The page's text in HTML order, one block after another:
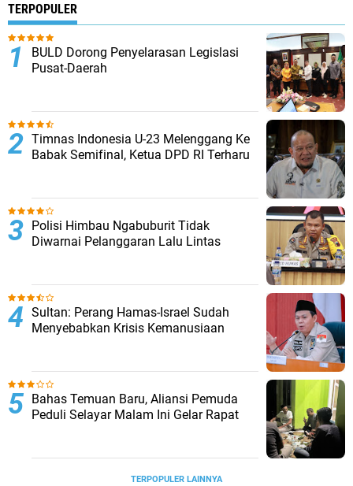
TERPOPULER
BULD Dorong Penyelarasan Legislasi
Pusat-Daerah
Timnas Indonesia U-23 Melenggang Ke
Babak Semifinal, Ketua DPD RI Terharu
Polisi Himbau Ngabuburit Tidak
Diwarnai Pelanggaran Lalu Lintas
Sultan: Perang Hamas-Israel Sudah
Menyebabkan Krisis Kemanusiaan
Bahas Temuan Baru, Aliansi Pemuda
Peduli Selayar Malam Ini Gelar Rapat
TERPOPULER LAINNYA